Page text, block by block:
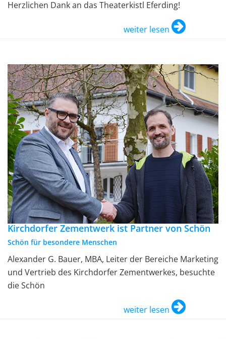
Herzlichen Dank an das Theaterkistl Eferding!
weiter lesen
Kirchdorfer Zementwerk ist Partner von Schön
Schön für besondere Menschen
Alexander G. Bauer, MBA, Leiter der Bereiche Marketing
und Vertrieb des Kirchdorfer Zementwerkes, besuchte
die Schön
weiter lesen